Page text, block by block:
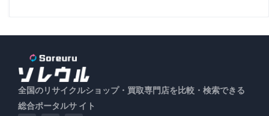
全国のリサイクルショップ・買取専門店を比較・検索できる
総合ポータルサ イト